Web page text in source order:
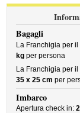
Bagagli
La Franchigia per
kg per persona
La Franchigia per
35 x 25 cm per
Imbarco
Apertura check in: